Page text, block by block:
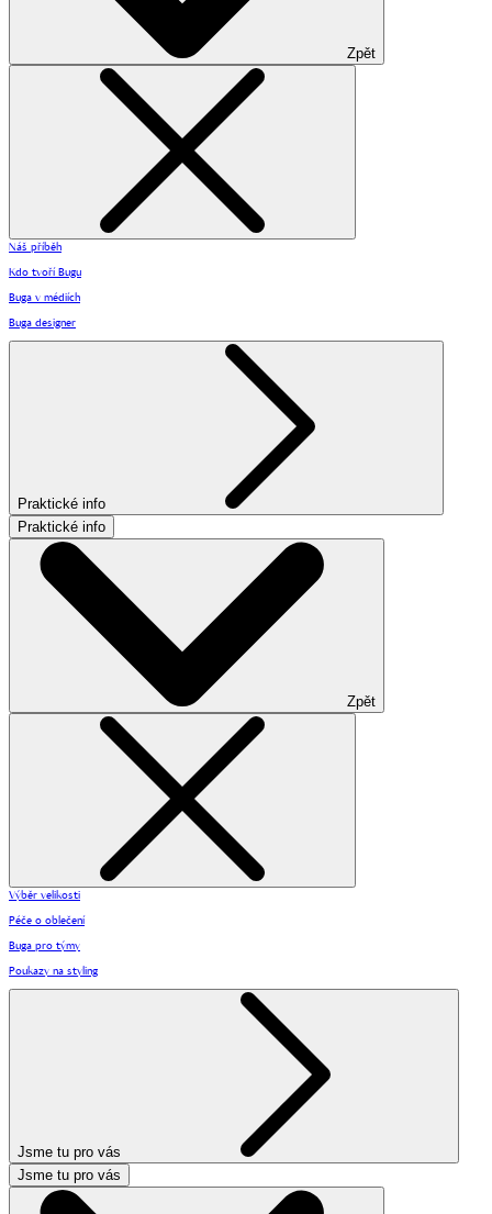
Zpět
Náš příběh
Kdo tvoří Bugu
Buga v médiích
Buga designer
Praktické info
Praktické info
Zpět
Výběr velikosti
Péče o oblečení
Buga pro týmy
Poukazy na styling
Jsme tu pro vás
Jsme tu pro vás